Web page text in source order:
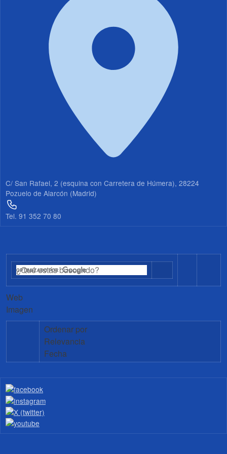
C/ San Rafael, 2 (esquina con Carretera de Húmera), 28224
Pozuelo de Alarcón (Madrid)
Tel. 91 352 70 80
Web
Imagen
Ordenar por
Relevancia
Fecha